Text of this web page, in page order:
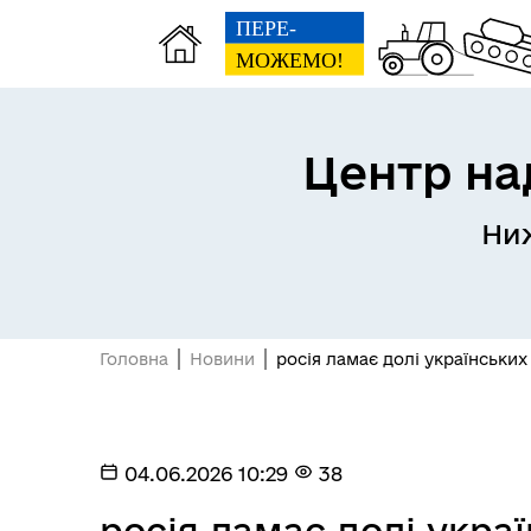
Центр
Головна Новини росія ламає долі
04.06.2026 10:29 38